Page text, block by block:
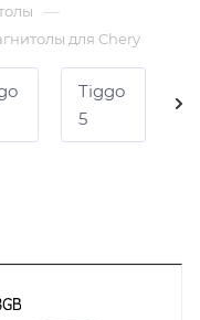
—
для Chery
Tiggo
5